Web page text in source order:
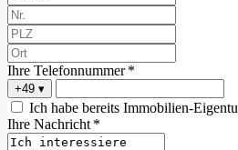
Ihre Telefonnummer *
+49 ▾
Ich habe bereits Immobilien-
Ihre Nachricht *